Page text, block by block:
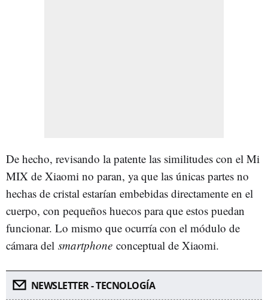
De hecho, revisando la patente las similitudes con el Mi
MIX de Xiaomi no paran, ya que las únicas partes no
hechas de cristal estarían embebidas directamente en el
cuerpo, con pequeños huecos para que estos puedan
funcionar. Lo mismo que ocurría con el módulo de
cámara del smartphone conceptual de Xiaomi.
NEWSLETTER - TECNOLOGÍA